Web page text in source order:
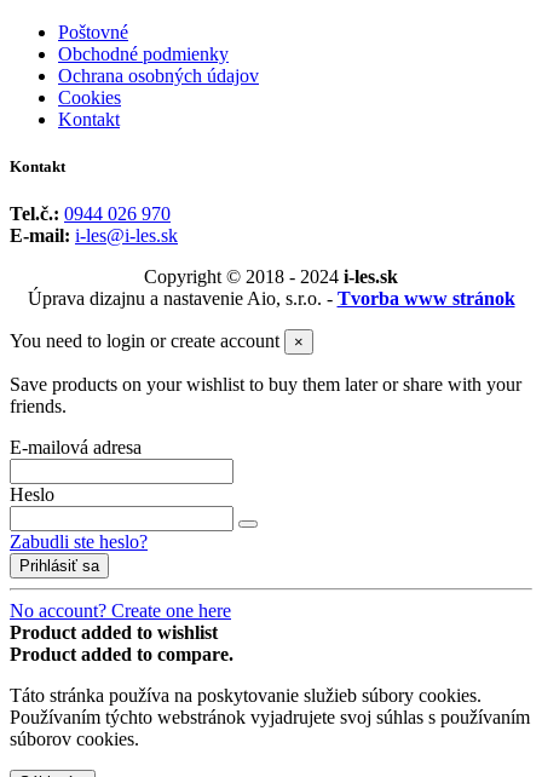
Poštovné
Obchodné podmienky
Ochrana osobných údajov
Cookies
Kontakt
Kontakt
Tel.č.: 0944 026 970
E-mail: i-les@i-les.sk
Copyright © 2018 - 2024 i-les.sk
Úprava dizajnu a nastavenie Aio, s.r.o. - Tvorba www stránok
You need to login or create account ×
Save products on your wishlist to buy them later or share with your
friends.
E-mailová adresa
Heslo
Zabudli ste heslo?
Prihlásiť sa
No account? Create one here
Product added to wishlist
Product added to compare.
Táto stránka používa na poskytovanie služieb súbory cookies.
Používaním týchto webstránok vyjadrujete svoj súhlas s používaním
súborov cookies.